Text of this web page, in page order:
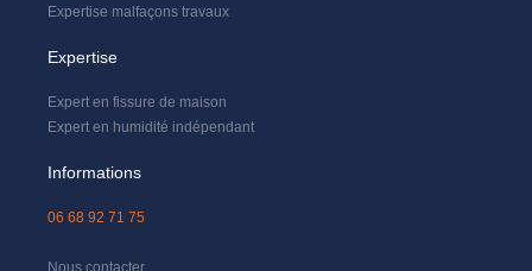
Expertise malfaçons travaux
Expertise
Expert en fissure de maison
Expert en humidité indépendant
Informations
06 68 92 71 75
Nous contacter